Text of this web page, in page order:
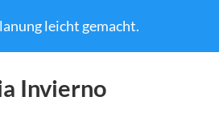
leicht gemacht.
Invierno